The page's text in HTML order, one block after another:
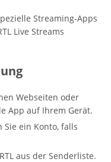
Streaming-Apps
Live Streams
Webseiten oder
App auf Ihrem Gerät.
ein Konto, falls
aus der Senderliste.